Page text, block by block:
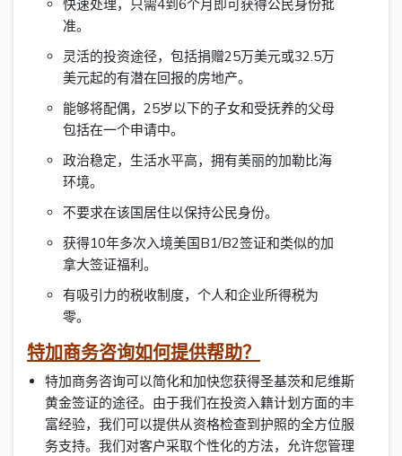
快速处理，只需4到6个月即可获得公民身份批
准。
灵活的投资途径，包括捐赠25万美元或32.5万
美元起的有潜在回报的房地产。
能够将配偶，25岁以下的子女和受抚养的父母
包括在一个申请中。
政治稳定，生活水平高，拥有美丽的加勒比海
环境。
不要求在该国居住以保持公民身份。
获得10年多次入境美国B1/B2签证和类似的加
拿大签证福利。
有吸引力的税收制度，个人和企业所得税为
零。
特加商务咨询如何提供帮助？
特加商务咨询可以简化和加快您获得圣基茨和尼维斯
黄金签证的途径。由于我们在投资入籍计划方面的丰
富经验，我们可以提供从资格检查到护照的全方位服
务支持。我们对客户采取个性化的方法，允许您管理